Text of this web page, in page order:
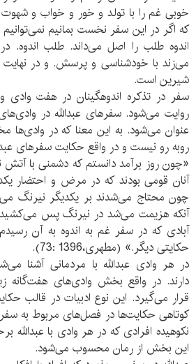
خوبی غم را با تولد و خور و خواب و شهوت
که اگر در این سفر نخست بمانیم
اندوه طلب را اصل می‌داند. طلب اندوه.
می‌زند با خودشناسی و پرسش. و در
شیرین است.
سفر در تذکره اندوهگینان در هفت
روایت می‌شود. سفرهای عبدالله در
عنوان می‌شود. به این معنا که در وادی‌ها
روبه رو نیست و در واقع حکایت سفرهای
«چون روز برآمد دانستم که دشمنی با آتش
آنان قومی بودند که در مرض و احتضار
چون محتاج می‌شدند بر یکدیگر نیرنگ
آنکه هزیمت می‌شد در نیرنگ پس
آبادی که در سفر غم به اندوه به آن
حکایتی دیگر.» (مطهری،1396 :73).
در هر وادی عبدالله با مردمانی آشنا
دارند. در واقع بخش وادی‌های هفت‌گانه
قرار می‌گیرد. این نوع ادبیات در قالب
کوتاهی حکایت‌ها در فصل‌های مربوط به
نکوهیده افرادی که در هر وادی با
این بخش از رمان محسوب می‌شود.